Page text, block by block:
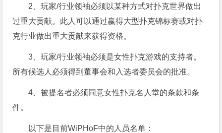
2、玩家/行业领袖必须以某种方式对扑克世界做出
过重大贡献。此人可以通过赢得大型扑克锦标赛或对扑
克行业做出重大贡献来获得资格。
3、玩家/行业领袖必须是女性扑克游戏的支持者。
所有候选人必须得到董事会和入选者委员会的批准。
4、被提名者必须同意女性扑克名人堂的条款和条
件。
以下是目前WiPHoF中的人员名单：